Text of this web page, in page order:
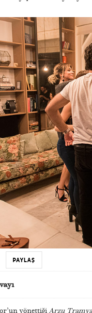
PAYLAŞ
yönettiğiArzu